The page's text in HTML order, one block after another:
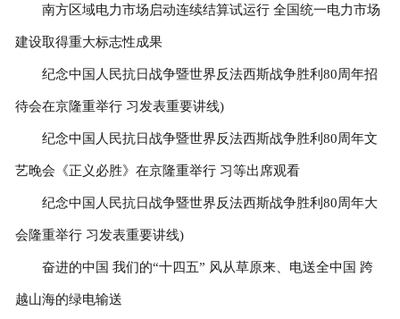
南方区域电力市场启动连续结算试运行 全国统一电力市场
建设取得重大标志性成果
纪念中国人民抗日战争暨世界反法西斯战争胜利80周年招
待会在京隆重举行 习发表重要讲线)
纪念中国人民抗日战争暨世界反法西斯战争胜利80周年文
艺晚会《正义必胜》在京隆重举行 习等出席观看
纪念中国人民抗日战争暨世界反法西斯战争胜利80周年大
会隆重举行 习发表重要讲线)
奋进的中国 我们的“十四五” 风从草原来、电送全中国 跨
越山海的绿电输送